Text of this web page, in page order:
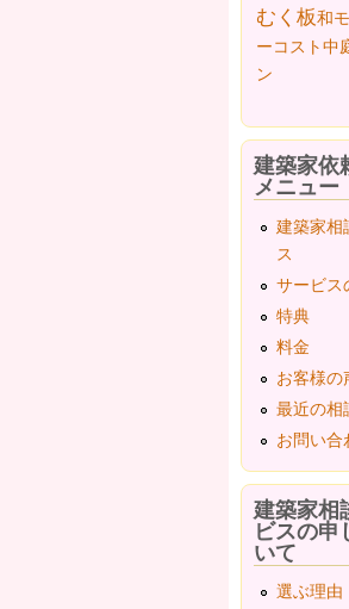
むく板和
ーコスト中
ン
建築家依
メニュー
建築家相
ス
サービス
特典
料金
お客様の
最近の相
お問い合
建築家相
ビスの申
いて
選ぶ理由